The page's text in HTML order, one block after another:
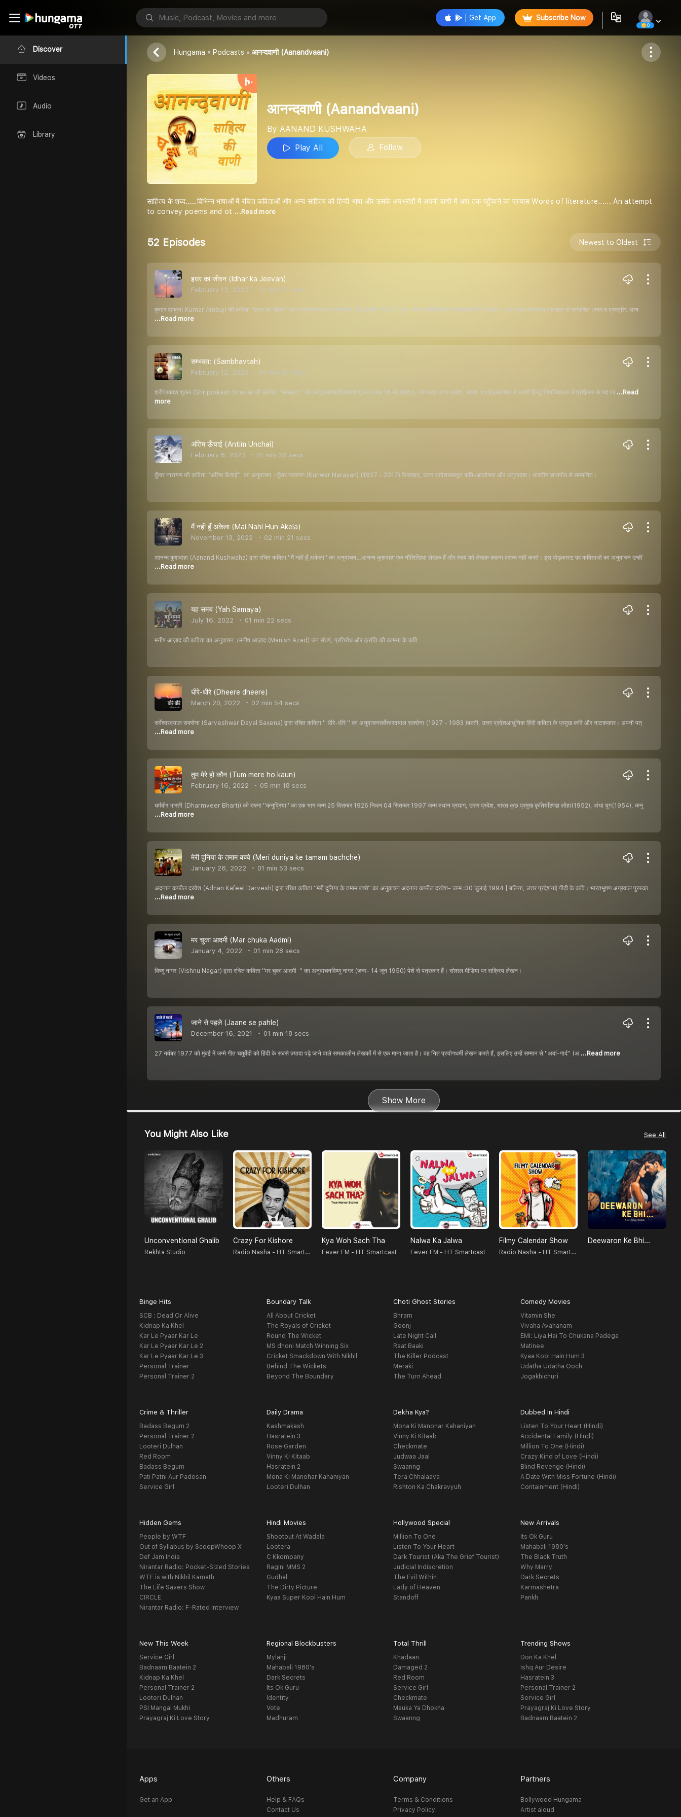
Discover
Videos
Audio
Library
Get App Subscribe Now
0
आनन्दवाणी (Aanandvaani)
AANAND KUSHWAHA
Follow
Hungama Podcasts आनन्दवाणी (Aanandvaani)
आनन्दवाणी (Aanandvaani)
By AANAND KUSHWAHA
Play All
Follow
साहित्य के शब्द……विभिन्न भाषाओं में रचित कविताओं और अन्य साहित्य को हिन्दी भाषा और उसके अपभ्रंशों में अपनी वाणी में आप तक पहुँचाने का प्रयास Words of literature...... An attempt
to convey poems and ot ...Read more
52 Episodes Newest to Oldest
इधर का जीवन (Idhar ka Jeevan)
February 13, 2023 01 min 21 secs
कुमार अम्बुज( Kumar Ambuj) की कविता ''इधर का जीवन'' का अनुवाचनकुमार अम्बुजजन्म :13 अप्रैल 1957 | गुना, मध्य प्रदेशहिंदी के सुपरिचित कवि-लेखक। भारतभूषण अग्रवाल पुरस्कार से सम्मानित।स्वर व प्रस्तुति: आन
...Read more
सम्भवत: (Sambhavtah)
February 12, 2023 01 min 27 secs
श्रीप्रकाश शुक्ल (Shriprakash Shukla) की कविता ''सम्भवत: '' का अनुवाचनश्रीप्रकाश शुक्ल (जन्म 18 मई 1965, सोनभद्र उत्तर प्रदेश, भारत, India)वर्तमान में काशी हिन्दू विश्वविद्यालय में प्रोफ़ेसर के पद पर ...Read
more
अंतिम ऊँचाई (Antim Unchai)
February 8, 2023 01 min 36 secs
कुँवर नारायण की कविता ''अंतिम ऊँचाई'' का अनुवाचन ।कुँवर नारायण (Kunwar Narayan) (1927 - 2017) फ़ैज़ाबाद, उत्तर प्रदेशसमादृत कवि-आलोचक और अनुवादक। भारतीय ज्ञानपीठ से सम्मानित।
मैं नहीं हूँ अकेला (Mai Nahi Hun Akela)
November 13, 2022 02 min 21 secs
आनन्द कुशवाहा (Aanand Kushwaha) द्वारा रचित कविता ''मैं नहीं हूँ अकेला'' का अनुवाचन…आनन्द कुशवाहा एक नौसिखिया लेखक हैं और स्वयं को लेखक कहना पसन्द नहीं करते। इस पोड्कास्ट पर कविताओं का अनुवाचन उन्हीं
...Read more
यह समय (Yah Samaya)
July 16, 2022 01 min 22 secs
मनीष आज़ाद की कविता का अनुवाचन ।मनीष आज़ाद (Manish Azad) जन संघर्ष, प्रतिरोध और क्रांति की कामना के कवि
धीरे-धीरे (Dheere dheere)
March 20, 2022 02 min 54 secs
सर्वेश्वरदयाल सक्सेना (Sarveshwar Dayal Saxena) द्वारा रचित कविता '' धीरे-धीरे '' का अनुवाचनसर्वेश्वरदयाल सक्सेना (1927 - 1983 )बस्ती, उत्तर प्रदेशआधुनिक हिंदी कविता के प्रमुख कवि और नाटककार। अपनी पत्
...Read more
तुम मेरे हो कौन (Tum mere ho kaun)
February 16, 2022 05 min 18 secs
धर्मवीर भारती (Dharmveer Bharti) की रचना ''कनुप्रिया'' का एक भाग जन्म 25 दिसम्बर 1926 निधन 04 सितम्बर 1997 जन्म स्थान प्रयाग, उत्तर प्रदेश, भारत कुछ प्रमुख कृतियाँठण्डा लोहा(1952), अंधा युग(1954), कनु
...Read more
मेरी दुनिया के तमाम बच्चे (Meri duniya ke tamam bachche)
January 26, 2022 01 min 53 secs
अदनान कफ़ील दरवेश (Adnan Kafeel Darvesh) द्वारा रचित कविता ''मेरी दुनिया के तमाम बच्चे'' का अनुवाचन अदनान कफ़ील दरवेश- जन्म :30 जुलाई 1994 | बलिया, उत्तर प्रदेशनई पीढ़ी के कवि। भारतभूषण अग्रवाल पुरस्का
...Read more
मर चुका आदमी (Mar chuka Aadmi)
January 4, 2022 01 min 28 secs
विष्णु नागर (Vishnu Nagar) द्वारा रचित कविता ''मर चुका आदमी '' का अनुवाचनविष्णु नागर (जन्म- 14 जून 1950) पेशे से पत्रकार हैं। सोशल मीडिया पर सक्रिय लेखन।
जाने से पहले (Jaane se pahle)
December 16, 2021 01 min 18 secs
27 नवंबर 1977 को मुंबई में जन्मे गीत चतुर्वेदी को हिंदी के सबसे ज़्यादा पढ़े जाने वाले समकालीन लेखकों में से एक माना जाता है। वह नित प्रयोगधर्मी लेखन करते हैं, इसलिए उन्हें सम्मान से ''अवां-गार्द'' (अ ...Read more
Show More
You Might Also Like See All
Unconventional Ghalib
Rekhta Studio
Crazy For Kishore
Radio Nasha - HT Smartcast
Kya Woh Sach Tha
Fever FM - HT Smartcast
Nalwa Ka Jalwa
Fever FM - HT Smartcast
Filmy Calendar Show
Radio Nasha - HT Smartcast
Deewaron Ke Bhi...
Binge Hits
SCB : Dead Or Alive
Kidnap Ka Khel
Kar Le Pyaar Kar Le
Kar Le Pyaar Kar Le 2
Kar Le Pyaar Kar Le 3
Personal Trainer
Personal Trainer 2
Boundary Talk
All About Cricket
The Royals of Cricket
Round The Wicket
MS dhoni Match Winning Six
Cricket Smackdown With Nikhil
Behind The Wickets
Beyond The Boundary
Choti Ghost Stories
Bhram
Goonj
Late Night Call
Raat Baaki
The Killer Podcast
Meraki
The Turn Ahead
Comedy Movies
Vitamin She
Vivaha Avahanam
EMI: Liya Hai To Chukana Padega
Matinee
Kyaa Kool Hain Hum 3
Udatha Udatha Ooch
Jogakhichuri
Crime & Thriller
Badass Begum 2
Personal Trainer 2
Looteri Dulhan
Red Room
Badass Begum
Pati Patni Aur Padosan
Service Girl
Daily Drama
Kashmakash
Hasratein 3
Rose Garden
Vinny Ki Kitaab
Hasratein 2
Mona Ki Manohar Kahaniyan
Looteri Dulhan
Dekha Kya?
Mona Ki Manohar Kahaniyan
Vinny Ki Kitaab
Checkmate
Judwaa Jaal
Swaanng
Tera Chhalaava
Rishton Ka Chakravyuh
Dubbed In Hindi
Listen To Your Heart (Hindi)
Accidental Family (Hindi)
Million To One (Hindi)
Crazy Kind of Love (Hindi)
Blind Revenge (Hindi)
A Date With Miss Fortune (Hindi)
Containment (Hindi)
Hidden Gems
People by WTF
Out of Syllabus by ScoopWhoop X
Def Jam India
Nirantar Radio: Pocket-Sized Stories
WTF is with Nikhil Kamath
The Life Savers Show
CIRCLE
Nirantar Radio: F-Rated Interview
Hindi Movies
Shootout At Wadala
Lootera
C Kkompany
Ragini MMS 2
Gudhal
The Dirty Picture
Kyaa Super Kool Hain Hum
Hollywood Special
Million To One
Listen To Your Heart
Dark Tourist (Aka The Grief Tourist)
Judicial Indiscretion
The Evil Within
Lady of Heaven
Standoff
New Arrivals
Its Ok Guru
Mahabali 1980's
The Black Truth
Why Marry
Dark Secrets
Karmashetra
Pankh
New This Week
Service Girl
Badnaam Baatein 2
Kidnap Ka Khel
Personal Trainer 2
Looteri Dulhan
PSI Mangal Mukhi
Prayagraj Ki Love Story
Regional Blockbusters
Mylanji
Mahabali 1980's
Dark Secrets
Its Ok Guru
Identity
Vote
Madhuram
Total Thrill
Khadaan
Damaged 2
Red Room
Service Girl
Checkmate
Mauka Ya Dhokha
Swaanng
Trending Shows
Don Ka Khel
Ishq Aur Desire
Hasratein 3
Personal Trainer 2
Service Girl
Prayagraj Ki Love Story
Badnaam Baatein 2
Apps
Get an App
Others
Help & FAQs
Contact Us
Company
Terms & Conditions
Privacy Policy
Partners
Bollywood Hungama
Artist aloud